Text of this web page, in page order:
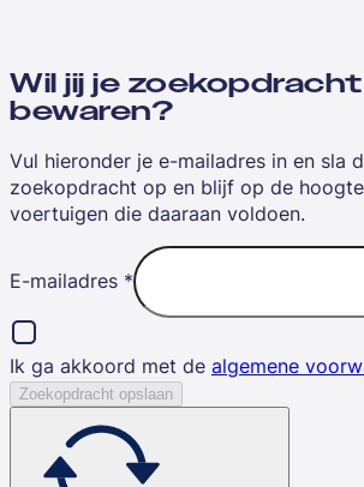
Wil jij je zoekopdracht
bewaren?
Vul hieronder je e-mailadres in en sla
zoekopdracht op en blijf op de
voertuigen die daaraan voldoen.
E-mailadres *
Ik ga akkoord met de algemene
Zoekopdracht opslaan